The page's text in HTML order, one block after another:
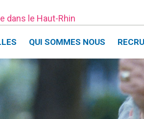
dans le Haut-Rhin
QUI SOMMES NOUS